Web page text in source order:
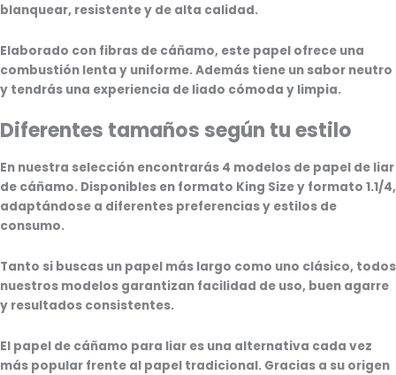
blanquear, resistente y de alta calidad.
Elaborado con fibras de cáñamo, este papel ofrece una
combustión lenta y uniforme.Además tiene un sabor neutro
y tendrás una experiencia de liado cómoda y limpia.
Diferentes tamaños según tu estilo
En nuestra selección encontrarás 4 modelos de papel de liar
de cáñamo. Disponibles en formato King Sizey formato 1.1/4,
adaptándose a diferentes preferencias y estilos de
consumo.
Tanto si buscas un papel más largo como uno clásico, todos
nuestros modelos garantizan facilidad de uso, buen agarre
y resultados consistentes.
El papel de cáñamo para liar es una alternativa cada vez
más popular frente al papel tradicional. Gracias a su origen